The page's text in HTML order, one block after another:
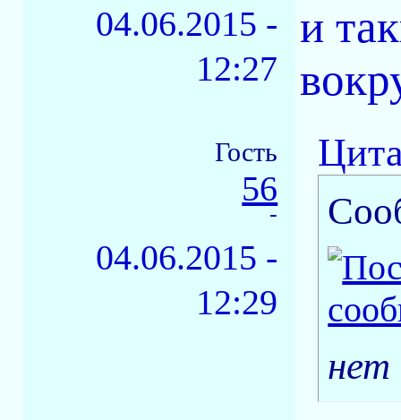
04.06.2015 -
12:27
и
Гость
56
-
04.06.2015 -
12:29
нет